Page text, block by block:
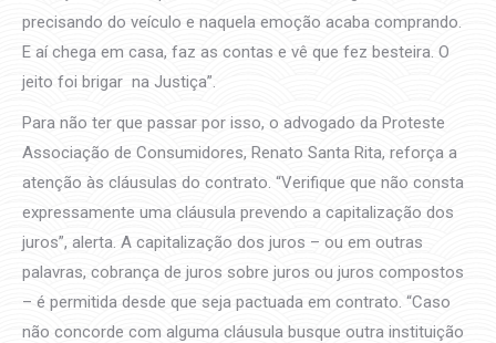
precisando do veículo e naquela emoção acaba comprando.
E aí chega em casa, faz as contas e vê que fez besteira. O
jeito foi brigar na Justiça”.
Para não ter que passar por isso, o advogado da Proteste
Associação de Consumidores, Renato Santa Rita, reforça a
atenção às cláusulas do contrato. “Verifique que não consta
expressamente uma cláusula prevendo a capitalização dos
juros”, alerta. A capitalização dos juros – ou em outras
palavras, cobrança de juros sobre juros ou juros compostos
– é permitida desde que seja pactuada em contrato. “Caso
não concorde com alguma cláusula busque outra instituição